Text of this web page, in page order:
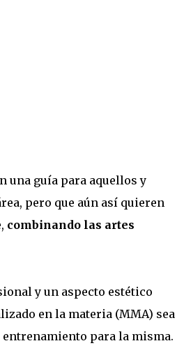
una guía para aquellos y
pero que aún así quieren
combinando las artes
y un aspecto estético
en la materia (MMA) sea
para la misma.